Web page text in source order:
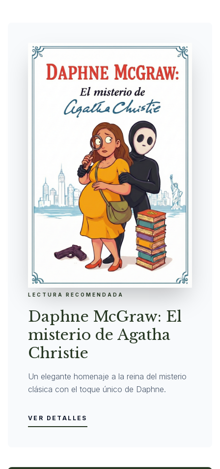
LECTURA RECOMENDADA
Daphne McGraw: El
misterio de Agatha
Christie
Un elegante homenaje a la reina del misterio
clásica con el toque único de Daphne.
VER DETALLES